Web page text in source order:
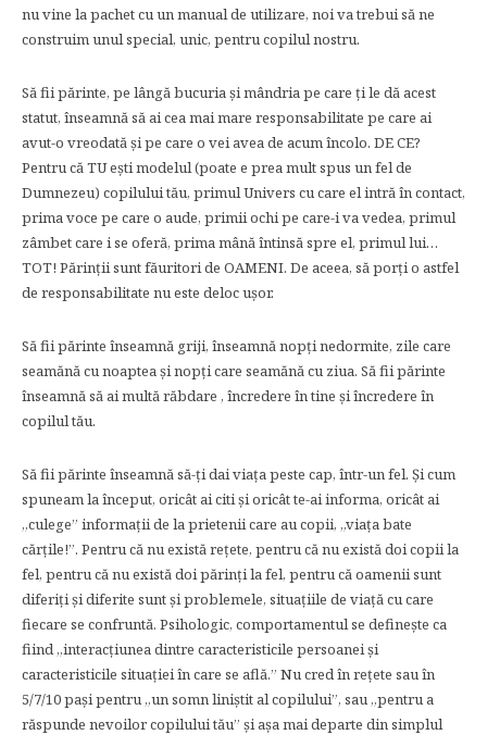
nu vine la pachet cu un manual de utilizare, noi va trebui să ne
construim unul special, unic, pentru copilul nostru.
Să fii părinte, pe lângă bucuria și mândria pe care ţi le dă acest
statut, înseamnă să ai cea mai mare responsabilitate pe care ai
avut-o vreodată și pe care o vei avea de acum încolo. DE CE?
Pentru că TU ești modelul (poate e prea mult spus un fel de
Dumnezeu) copilului tău, primul Univers cu care el intră în contact,
prima voce pe care o aude, primii ochi pe care-i va vedea, primul
zâmbet care i se oferă, prima mână întinsă spre el, primul lui…
TOT! Părinţii sunt făuritori de OAMENI. De aceea, să porţi o astfel
de responsabilitate nu este deloc ușor.
Să fii părinte înseamnă griji, înseamnă nopţi nedormite, zile care
seamănă cu noaptea și nopţi care seamănă cu ziua. Să fii părinte
înseamnă să ai multă răbdare , încredere în tine și încredere în
copilul tău.
Să fii părinte înseamnă să-ţi dai viaţa peste cap, într-un fel. Și cum
spuneam la început, oricât ai citi și oricât te-ai informa, oricât ai
„culege” informaţii de la prietenii care au copii, „viaţa bate
cărţile!”. Pentru că nu există reţete, pentru că nu există doi copii la
fel, pentru că nu există doi părinţi la fel, pentru că oamenii sunt
diferiţi și diferite sunt și problemele, situaţiile de viaţă cu care
fiecare se confruntă. Psihologic, comportamentul se definește ca
fiind „interacţiunea dintre caracteristicile persoanei și
caracteristicile situaţiei în care se află.” Nu cred în reţete sau în
5/7/10 pași pentru „un somn liniștit al copilului”, sau „pentru a
răspunde nevoilor copilului tău” și așa mai departe din simplul